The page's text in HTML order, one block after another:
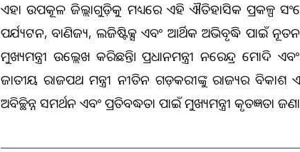
ଏହା ଉପକୂଳ ଜିଲ୍ଲାଗୁଡ଼ିକୁ ମଧ୍ୟରେ ଏହି ଐତିହାସିକ ପ୍ରକଳ୍ପ
ପର୍ଯ୍ୟଟନ, ବାଣିଜ୍ୟ, ଲଜିଷ୍ଟିକ୍ସ ଏବଂ ଆର୍ଥିକ ଅଭିବୃଦ୍ଧି ପାଇଁ
ମୁଖ୍ୟମନ୍ତ୍ରୀ ଉଲ୍ଲେଖ କରିଛନ୍ତି। ପ୍ରଧାନମନ୍ତ୍ରୀ ନରେନ୍ଦ୍ର
ଜାତୀୟ ରାଜପଥ ମନ୍ତ୍ରୀ ନୀତିନ ଗଡ଼କରୀଙ୍କୁ ରାଜ୍ୟର ବିକାଶ
ଅବିଚ୍ଛିନ୍ନ ସମର୍ଥନ ଏବଂ ପ୍ରତିବଦ୍ଧତା ପାଇଁ ମୁଖ୍ୟମନ୍ତ୍ରୀ କୃତଜ୍ଞତା